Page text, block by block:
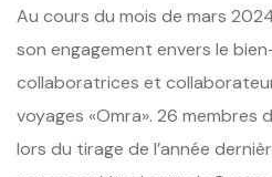
Au cours du mois de mars
son engagement envers le
collaboratrices et
voyages «Omra». 26 membres
lors du tirage de l’année